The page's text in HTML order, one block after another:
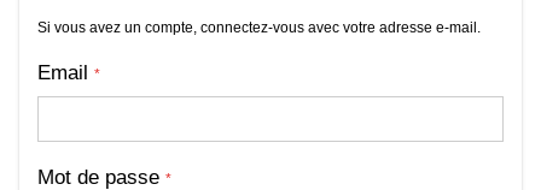
Si vous avez un compte, connectez-vous avec votre adresse e-mail.
Email
Mot de passe